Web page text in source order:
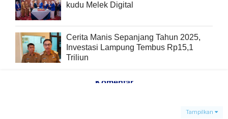
kudu Melek Digital
Cerita Manis Sepanjang Tahun 2025,
Investasi Lampung Tembus Rp15,1
Triliun
Komentar
Tampilkan